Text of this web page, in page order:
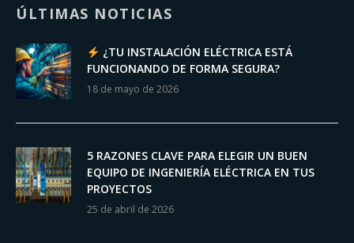
ÚLTIMAS NOTICIAS
¿TU INSTALACIÓN ELÉCTRICA ESTÁ
FUNCIONANDO DE FORMA SEGURA?
18 de mayo de 2026
5 RAZONES CLAVE PARA ELEGIR UN BUEN
EQUIPO DE INGENIERÍA ELÉCTRICA EN TUS
PROYECTOS
25 de abril de 2026